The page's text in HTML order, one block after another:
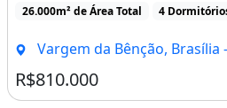
26.000m² de Área Total 4
Vargem da Bênção, Brasília
R$810.000